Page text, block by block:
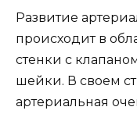
Развитие
происходит в
стенки с
шейки. В своем
артериальная